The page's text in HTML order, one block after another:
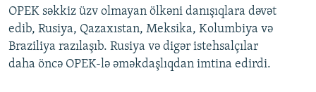
OPEK səkkiz üzv olmayan ölkəni danışıqlara dəvət
edib, Rusiya, Qazaxıstan, Meksika, Kolumbiya və
Braziliya razılaşıb. Rusiya və digər istehsalçılar
daha öncə OPEK-lə əməkdaşlıqdan imtina edirdi.